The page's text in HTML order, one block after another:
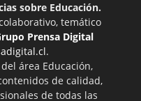
sobre Educación.
temático
Prensa Digital
.
área Educación,
de calidad,
de todas las